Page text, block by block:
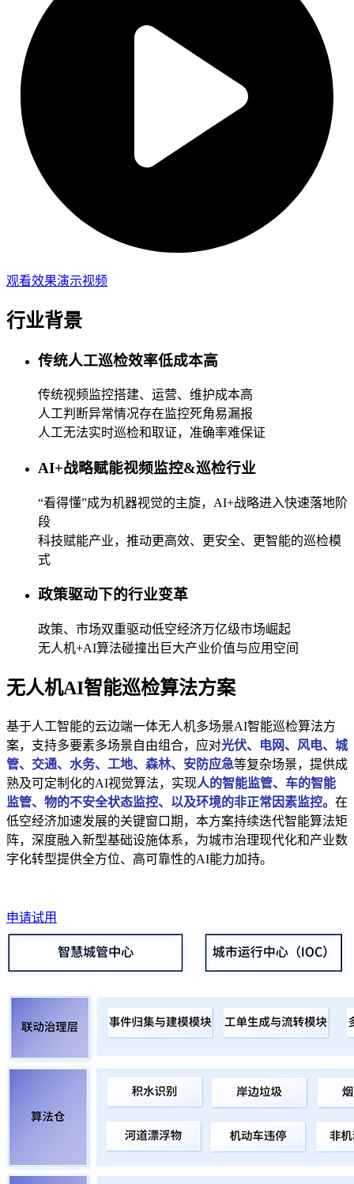
观看效果演示视频
行业背景
传统人工巡检效率低成本高
传统视频监控搭建、运营、维护成本高
人工判断异常情况存在监控死角易漏报
人工无法实时巡检和取证，准确率难保证
AI+战略赋能视频监控&巡检行业
“看得懂”成为机器视觉的主旋，AI+战略进入快速落地阶
段
科技赋能产业，推动更高效、更安全、更智能的巡检模
式
政策驱动下的行业变革
政策、市场双重驱动低空经济万亿级市场崛起
无人机+AI算法碰撞出巨大产业价值与应用空间
无人机AI智能巡检算法方案
基于人工智能的云边端一体无人机多场景AI智能巡检算法方
案，支持多要素多场景自由组合，应对光伏、电网、风电、城
管、交通、水务、工地、森林、安防应急等复杂场景，提供成
熟及可定制化的AI视觉算法，实现人的智能监管、车的智能
监管、物的不安全状态监控、以及环境的非正常因素监控。 在
低空经济加速发展的关键窗口期，本方案持续迭代智能算法矩
阵，深度融入新型基础设施体系，为城市治理现代化和产业数
字化转型提供全方位、高可靠性的AI能力加持。
申请试用